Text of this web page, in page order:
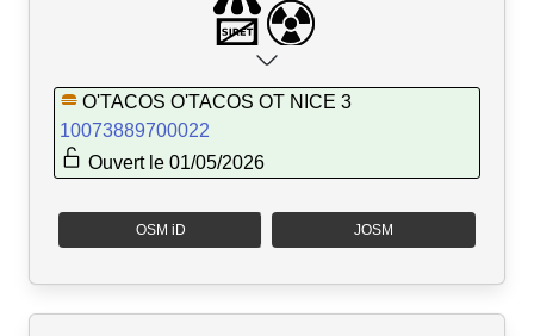
O'TACOS O'TACOS OT NICE 3
10073889700022
Ouvert le 01/05/2026
OSM iD JOSM